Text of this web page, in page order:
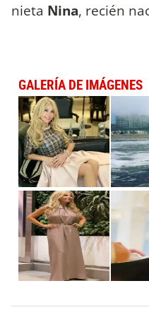
nieta Nina, recién
GALERÍA DE IMÁGENES